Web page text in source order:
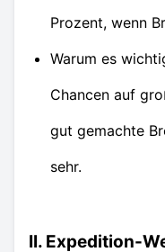
Prozent, wenn
Warum es
Chancen auf
gut gemachte
sehr.
II. Expedition-